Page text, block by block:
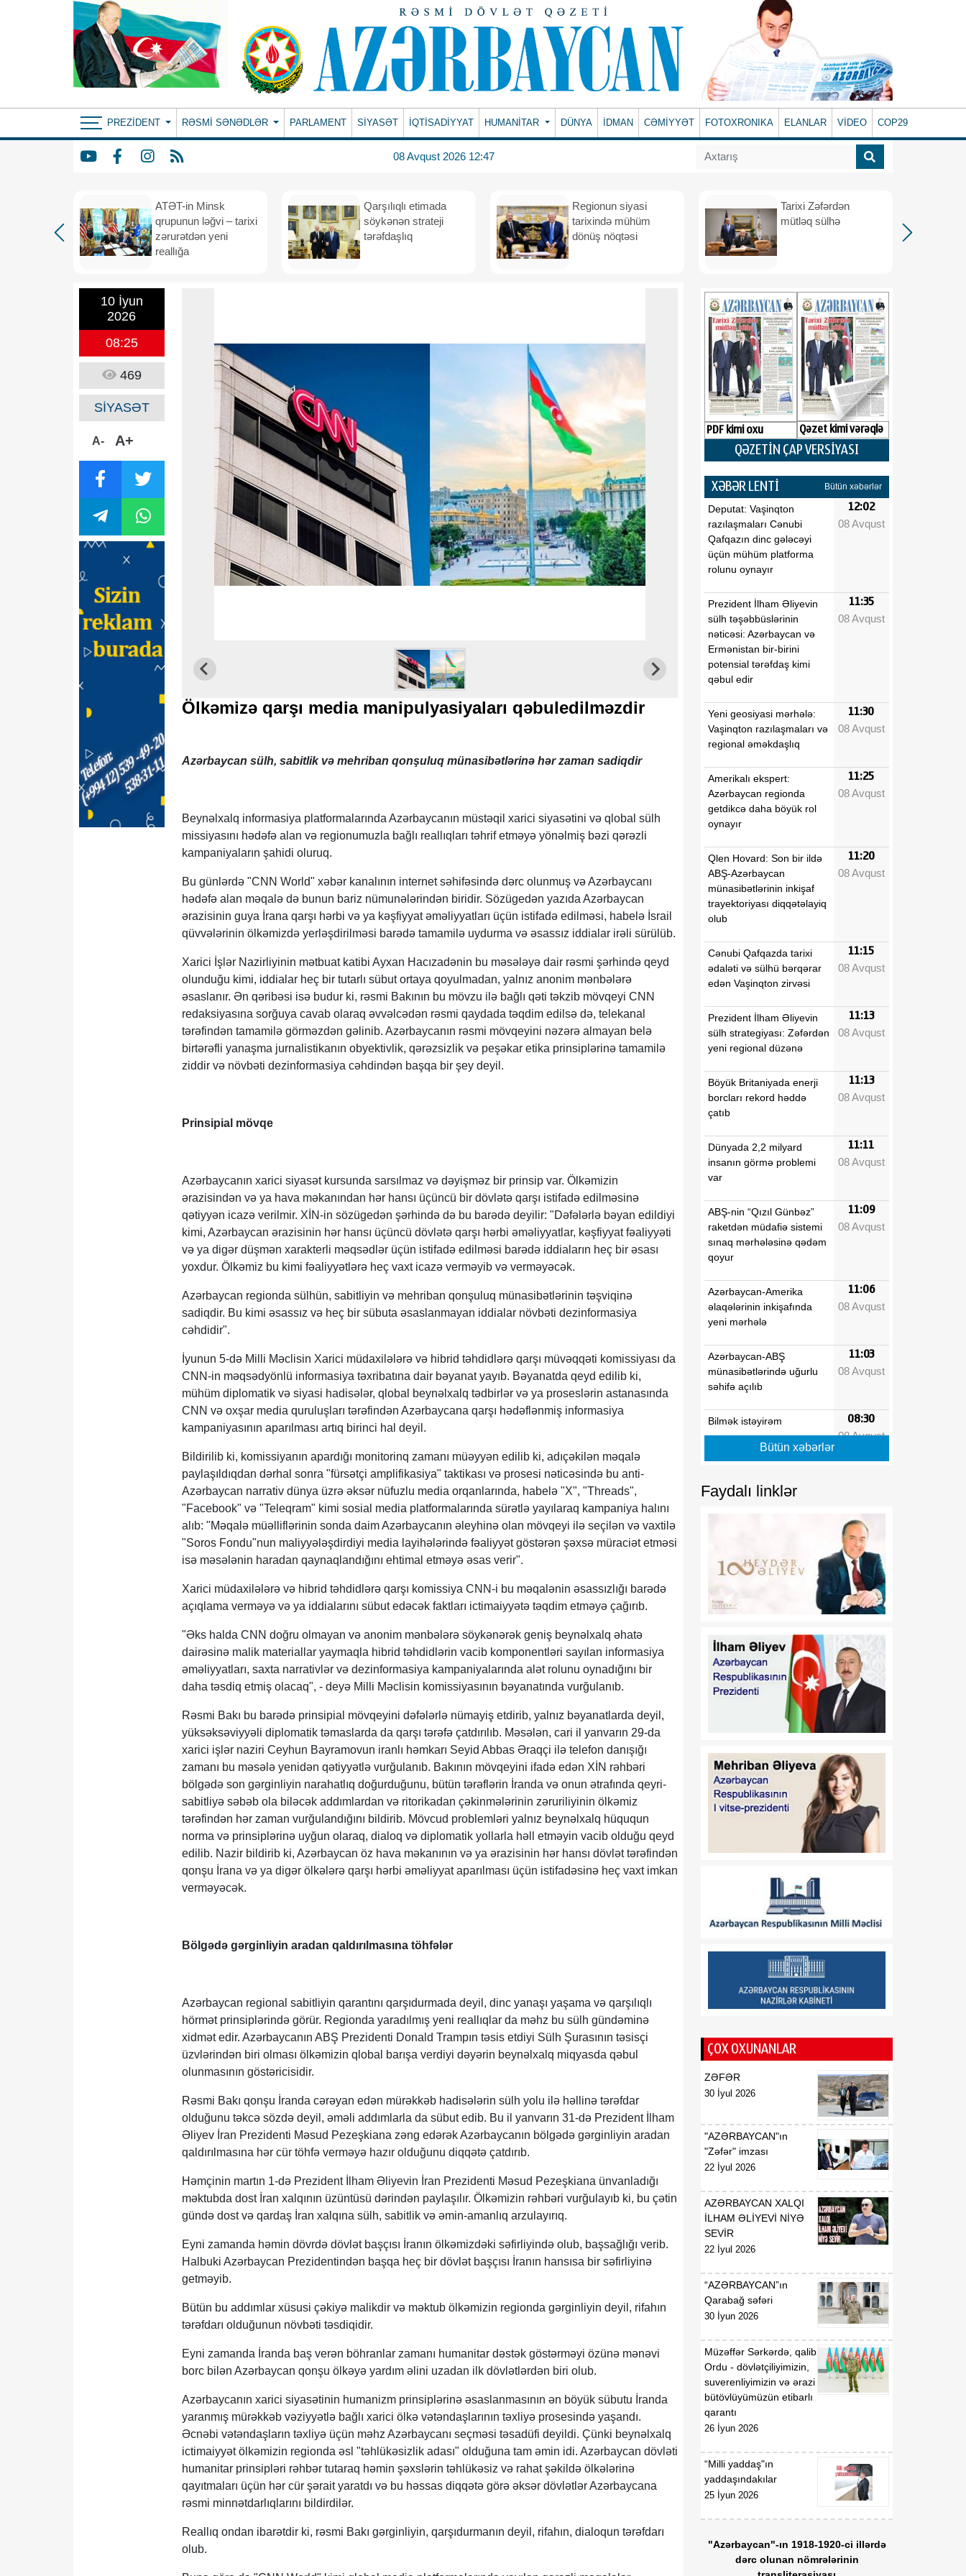
PREZIDENT RƏSMI SƏNƏDLƏR PARLAMENT SİYASƏT İQTİSADİYYAT HUMANITAR DÜNYA İDMAN CƏMİYYƏT FOTOXRONIKA ELANLAR VİDEO COP29
08 Avqust 2026 12:47
ATƏT-in Minsk
qrupunun ləğvi – tarixi
zərurətdən yeni
reallığa
Qarşılıqlı etimada
söykənən strateji
tərəfdaşlıq
Regionun siyasi
tarixində mühüm
dönüş nöqtəsi
Tarixi Zəfərdən
mütləq sülhə
10 İyun
2026
08:25
469
SİYASƏT
A- A+
Ölkəmizə qarşı media manipulyasiyaları qəbuledilməzdir
Azərbaycan sülh, sabitlik və mehriban qonşuluq münasibətlərinə hər zaman sadiqdir
Beynəlxalq informasiya platformalarında Azərbaycanın müstəqil xarici siyasətini və qlobal sülh
missiyasını hədəfə alan və regionumuzla bağlı reallıqları təhrif etməyə yönəlmiş bəzi qərəzli
kampaniyaların şahidi oluruq.
Bu günlərdə "CNN World" xəbər kanalının internet səhifəsində dərc olunmuş və Azərbaycanı
hədəfə alan məqalə də bunun bariz nümunələrindən biridir. Sözügedən yazıda Azərbaycan
ərazisinin guya İrana qarşı hərbi və ya kəşfiyyat əməliyyatları üçün istifadə edilməsi, habelə İsrail
qüvvələrinin ölkəmizdə yerləşdirilməsi barədə tamamilə uydurma və əsassız iddialar irəli sürülüb.
Xarici İşlər Nazirliyinin mətbuat katibi Ayxan Hacızadənin bu məsələyə dair rəsmi şərhində qeyd
olunduğu kimi, iddialar heç bir tutarlı sübut ortaya qoyulmadan, yalnız anonim mənbələrə
əsaslanır. Ən qəribəsi isə budur ki, rəsmi Bakının bu mövzu ilə bağlı qəti təkzib mövqeyi CNN
redaksiyasına sorğuya cavab olaraq əvvəlcədən rəsmi qaydada təqdim edilsə də, telekanal
tərəfindən tamamilə görməzdən gəlinib. Azərbaycanın rəsmi mövqeyini nəzərə almayan belə
birtərəfli yanaşma jurnalistikanın obyektivlik, qərəzsizlik və peşəkar etika prinsiplərinə tamamilə
ziddir və növbəti dezinformasiya cəhdindən başqa bir şey deyil.
Prinsipial mövqe
Azərbaycanın xarici siyasət kursunda sarsılmaz və dəyişməz bir prinsip var. Ölkəmizin
ərazisindən və ya hava məkanından hər hansı üçüncü bir dövlətə qarşı istifadə edilməsinə
qətiyyən icazə verilmir. XİN-in sözügedən şərhində də bu barədə deyilir: "Dəfələrlə bəyan edildiyi
kimi, Azərbaycan ərazisinin hər hansı üçüncü dövlətə qarşı hərbi əməliyyatlar, kəşfiyyat fəaliyyəti
və ya digər düşmən xarakterli məqsədlər üçün istifadə edilməsi barədə iddiaların heç bir əsası
yoxdur. Ölkəmiz bu kimi fəaliyyətlərə heç vaxt icazə verməyib və verməyəcək.
Azərbaycan regionda sülhün, sabitliyin və mehriban qonşuluq münasibətlərinin təşviqinə
sadiqdir. Bu kimi əsassız və heç bir sübuta əsaslanmayan iddialar növbəti dezinformasiya
cəhdidir".
İyunun 5-də Milli Məclisin Xarici müdaxilələrə və hibrid təhdidlərə qarşı müvəqqəti komissiyası da
CNN-in məqsədyönlü informasiya təxribatına dair bəyanat yayıb. Bəyanatda qeyd edilib ki,
mühüm diplomatik və siyasi hadisələr, qlobal beynəlxalq tədbirlər və ya proseslərin astanasında
CNN və oxşar media quruluşları tərəfindən Azərbaycana qarşı hədəflənmiş informasiya
kampaniyasının aparılması artıq birinci hal deyil.
Bildirilib ki, komissiyanın apardığı monitorinq zamanı müəyyən edilib ki, adıçəkilən məqalə
paylaşıldıqdan dərhal sonra "fürsətçi amplifikasiya" taktikası və prosesi nəticəsində bu anti-
Azərbaycan narrativ dünya üzrə əksər nüfuzlu media orqanlarında, habelə "X", "Threads",
"Facebook" və "Teleqram" kimi sosial media platformalarında sürətlə yayılaraq kampaniya halını
alıb: "Məqalə müəlliflərinin sonda daim Azərbaycanın əleyhinə olan mövqeyi ilə seçilən və vaxtilə
"Soros Fondu"nun maliyyələşdirdiyi media layihələrində fəaliyyət göstərən şəxsə müraciət etməsi
isə məsələnin haradan qaynaqlandığını ehtimal etməyə əsas verir".
Xarici müdaxilələrə və hibrid təhdidlərə qarşı komissiya CNN-i bu məqalənin əsassızlığı barədə
açıqlama verməyə və ya iddialarını sübut edəcək faktları ictimaiyyətə təqdim etməyə çağırıb.
"Əks halda CNN doğru olmayan və anonim mənbələrə söykənərək geniş beynəlxalq əhatə
dairəsinə malik materiallar yaymaqla hibrid təhdidlərin vacib komponentləri sayılan informasiya
əməliyyatları, saxta narrativlər və dezinformasiya kampaniyalarında alət rolunu oynadığını bir
daha təsdiq etmiş olacaq", - deyə Milli Məclisin komissiyasının bəyanatında vurğulanıb.
Rəsmi Bakı bu barədə prinsipial mövqeyini dəfələrlə nümayiş etdirib, yalnız bəyanatlarda deyil,
yüksəksəviyyəli diplomatik təmaslarda da qarşı tərəfə çatdırılıb. Məsələn, cari il yanvarın 29-da
xarici işlər naziri Ceyhun Bayramovun iranlı həmkarı Seyid Abbas Əraqçi ilə telefon danışığı
zamanı bu məsələ yenidən qətiyyətlə vurğulanıb. Bakının mövqeyini ifadə edən XİN rəhbəri
bölgədə son gərginliyin narahatlıq doğurduğunu, bütün tərəflərin İranda və onun ətrafında qeyri-
sabitliyə səbəb ola biləcək addımlardan və ritorikadan çəkinmələrinin zəruriliyinin ölkəmiz
tərəfindən hər zaman vurğulandığını bildirib. Mövcud problemləri yalnız beynəlxalq hüququn
norma və prinsiplərinə uyğun olaraq, dialoq və diplomatik yollarla həll etməyin vacib olduğu qeyd
edilib. Nazir bildirib ki, Azərbaycan öz hava məkanının və ya ərazisinin hər hansı dövlət tərəfindən
qonşu İrana və ya digər ölkələrə qarşı hərbi əməliyyat aparılması üçün istifadəsinə heç vaxt imkan
verməyəcək.
Bölgədə gərginliyin aradan qaldırılmasına töhfələr
Azərbaycan regional sabitliyin qarantını qarşıdurmada deyil, dinc yanaşı yaşama və qarşılıqlı
hörmət prinsiplərində görür. Regionda yaradılmış yeni reallıqlar da məhz bu sülh gündəminə
xidmət edir. Azərbaycanın ABŞ Prezidenti Donald Trampın təsis etdiyi Sülh Şurasının təsisçi
üzvlərindən biri olması ölkəmizin qlobal barışa verdiyi dəyərin beynəlxalq miqyasda qəbul
olunmasının göstəricisidir.
Rəsmi Bakı qonşu İranda cərəyan edən mürəkkəb hadisələrin sülh yolu ilə həllinə tərəfdar
olduğunu təkcə sözdə deyil, əməli addımlarla da sübut edib. Bu il yanvarın 31-də Prezident İlham
Əliyev İran Prezidenti Məsud Pezeşkiana zəng edərək Azərbaycanın bölgədə gərginliyin aradan
qaldırılmasına hər cür töhfə verməyə hazır olduğunu diqqətə çatdırıb.
Həmçinin martın 1-də Prezident İlham Əliyevin İran Prezidenti Məsud Pezeşkiana ünvanladığı
məktubda dost İran xalqının üzüntüsü dərindən paylaşılır. Ölkəmizin rəhbəri vurğulayıb ki, bu çətin
gündə dost və qardaş İran xalqına sülh, sabitlik və əmin-amanlıq arzulayırıq.
Eyni zamanda həmin dövrdə dövlət başçısı İranın ölkəmizdəki səfirliyində olub, başsağlığı verib.
Halbuki Azərbaycan Prezidentindən başqa heç bir dövlət başçısı İranın hansısa bir səfirliyinə
getməyib.
Bütün bu addımlar xüsusi çəkiyə malikdir və məktub ölkəmizin regionda gərginliyin deyil, rifahın
tərəfdarı olduğunun növbəti təsdiqidir.
Eyni zamanda İranda baş verən böhranlar zamanı humanitar dəstək göstərməyi özünə mənəvi
borc bilən Azərbaycan qonşu ölkəyə yardım əlini uzadan ilk dövlətlərdən biri olub.
Azərbaycanın xarici siyasətinin humanizm prinsiplərinə əsaslanmasının ən böyük sübutu İranda
yaranmış mürəkkəb vəziyyətlə bağlı xarici ölkə vətəndaşlarının təxliyə prosesində yaşandı.
Əcnəbi vətəndaşların təxliyə üçün məhz Azərbaycanı seçməsi təsadüfi deyildi. Çünki beynəlxalq
ictimaiyyət ölkəmizin regionda əsl "təhlükəsizlik adası" olduğuna tam əmin idi. Azərbaycan dövləti
humanitar prinsipləri rəhbər tutaraq həmin şəxslərin təhlükəsiz və rahat şəkildə ölkələrinə
qayıtmaları üçün hər cür şərait yaratdı və bu həssas diqqətə görə əksər dövlətlər Azərbaycana
rəsmi minnətdarlıqlarını bildirdilər.
Reallıq ondan ibarətdir ki, rəsmi Bakı gərginliyin, qarşıdurmanın deyil, rifahın, dialoqun tərəfdarı
olub.
PDF kimi oxu Qəzet kimi vərəqlə
QƏZETİN ÇAP VERSİYASI
XƏBƏR LENTİ Bütün xəbərlər
Deputat: Vaşinqton
razılaşmaları Cənubi
Qafqazın dinc gələcəyi
üçün mühüm platforma
rolunu oynayır
12:02
08 Avqust
Prezident İlham Əliyevin
sülh təşəbbüslərinin
nəticəsi: Azərbaycan və
Ermənistan bir-birini
potensial tərəfdaş kimi
qəbul edir
11:35
08 Avqust
Yeni geosiyasi mərhələ:
Vaşinqton razılaşmaları və
regional əməkdaşlıq
11:30
08 Avqust
Amerikalı ekspert:
Azərbaycan regionda
getdikcə daha böyük rol
oynayır
11:25
08 Avqust
Qlen Hovard: Son bir ildə
ABŞ-Azərbaycan
münasibətlərinin inkişaf
trayektoriyası diqqətəlayiq
olub
11:20
08 Avqust
Cənubi Qafqazda tarixi
ədaləti və sülhü bərqərar
edən Vaşinqton zirvəsi
11:15
08 Avqust
Prezident İlham Əliyevin
sülh strategiyası: Zəfərdən
yeni regional düzənə
11:13
08 Avqust
Böyük Britaniyada enerji
borcları rekord həddə
çatıb
11:13
08 Avqust
Dünyada 2,2 milyard
insanın görmə problemi
var
11:11
08 Avqust
ABŞ-nin “Qızıl Günbəz”
raketdən müdafiə sistemi
sınaq mərhələsinə qədəm
qoyur
11:09
08 Avqust
Azərbaycan-Amerika
əlaqələrinin inkişafında
yeni mərhələ
11:06
08 Avqust
Azərbaycan-ABŞ
münasibətlərində uğurlu
səhifə açılıb
11:03
08 Avqust
Bilmək istəyirəm 08:30
08 Avqust
gücə doğru
Azərbaycanın strateji
08:10
08 Avqust
Azərbaycanın yeni dövlət
diplomatiyasından strateji
təşəbbüskarlığa
08:00
N.Z.Nağdəliyevin
Respublikasının Estoniya
fövqəladə və səlahiyyətli
səfiri təyin edilməsi
haqqında
01:16
08 Avqust
Respublikasının Estoniya
fövqəladə və səlahiyyətli
səfiri vəzifəsindən geri
çağırılması haqqında
01:16
08 Avqust
Respublikasının Pakistan
İslam Respublikasında
fövqəladə və səlahiyyətli
haqqında
Azərbaycan
Respublikasının
zamanda Bruney
Darüssalamda fövqəladə
və səlahiyyətli səfiri
vəzifəsindən geri
çağırılması haqqında
08 Avqust
X.N.Fərhadovun
Respublikasının
Malayziyada fövqəladə və
səlahiyyətli səfiri təyin
edilməsi haqqında
01:14
08 Avqust
Bütün xəbərlər
Faydalı linklər
ÇOX OXUNANLAR
ZƏFƏR
30 İyul 2026
"AZƏRBAYCAN"ın
"Zəfər" imzası
22 İyul 2026
AZƏRBAYCAN XALQI
İLHAM ƏLİYEVİ NİYƏ
SEVİR
22 İyul 2026
“AZƏRBAYCAN”ın
Qarabağ səfəri
30 İyun 2026
Müzəffər Sərkərdə, qalib
Ordu - dövlətçiliyimizin,
suverenliyimizin və ərazi
bütövlüyümüzün etibarlı
qarantı
26 İyun 2026
“Milli yaddaş"ın
yaddaşındakılar
25 İyun 2026
"Azərbaycan"-ın 1918-1920-ci illərdə
dərc olunan nömrələrinin